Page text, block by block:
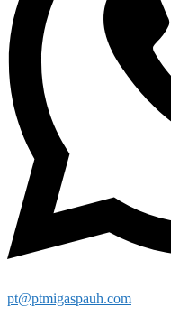
pt@ptmigaspauh.com